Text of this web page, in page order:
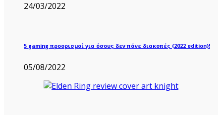
24/03/2022
5 gaming προορισμοί για όσους δεν πάνε διακοπές (2022 edition)!
05/08/2022